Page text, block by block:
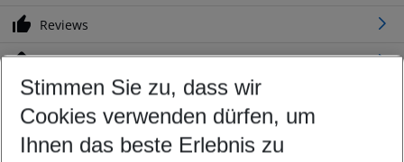
Reviews
Location
Customize your offer
Find the perfect deal which suits your best
Stimmen Sie zu, dass wir
Cookies verwenden dürfen, um
Ihnen das beste Erlebnis zu